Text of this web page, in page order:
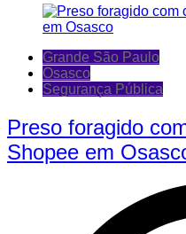
Grande São Paulo
Osasco
Segurança Pública
Preso foragido
Shopee em